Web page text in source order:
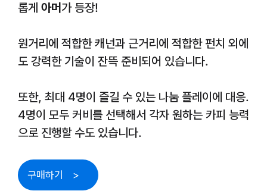
롭게 아머 가 등장!
원거리에 적합한 캐넌과 근거리에 적합한 펀치 외에
도 강력한 기술이 잔뜩 준비되어 있습니다.
또한, 최대 4명이 즐길 수 있는 나눔 플레이에 대응.
4명이 모두 커비를 선택해서 각자 원하는 카피 능력
으로 진행할 수도 있습니다.
구매하기